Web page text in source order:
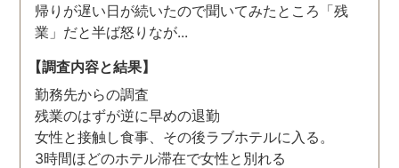
帰りが遅い日が続いたので聞いてみたところ「残
業」だと半ば怒りなが...
【調査内容と結果】
勤務先からの調査
残業のはずが逆に早めの退勤
女性と接触し食事、その後ラブホテルに入る。
3時間ほどのホテル滞在で女性と別れる